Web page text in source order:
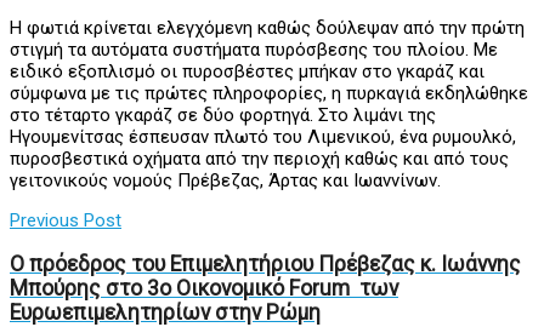
Η φωτιά κρίνεται ελεγχόμενη καθώς δούλεψαν από την πρώτη
στιγμή τα αυτόματα συστήματα πυρόσβεσης του πλοίου. Με
ειδικό εξοπλισμό οι πυροσβέστες μπήκαν στο γκαράζ και
σύμφωνα με τις πρώτες πληροφορίες, η πυρκαγιά εκδηλώθηκε
στο τέταρτο γκαράζ σε δύο φορτηγά. Στο λιμάνι της
Ηγουμενίτσας έσπευσαν πλωτό του Λιμενικού, ένα ρυμουλκό,
πυροσβεστικά οχήματα από την περιοχή καθώς και από τους
γειτονικούς νομούς Πρέβεζας, Άρτας και Ιωαννίνων.
Previous Post
O πρόεδρος του Επιμελητήριου Πρέβεζας κ. Ιωάννης
Μπούρης στο 3ο Οικονομικό Forum των
Ευρωεπιμελητηρίων στην Ρώμη